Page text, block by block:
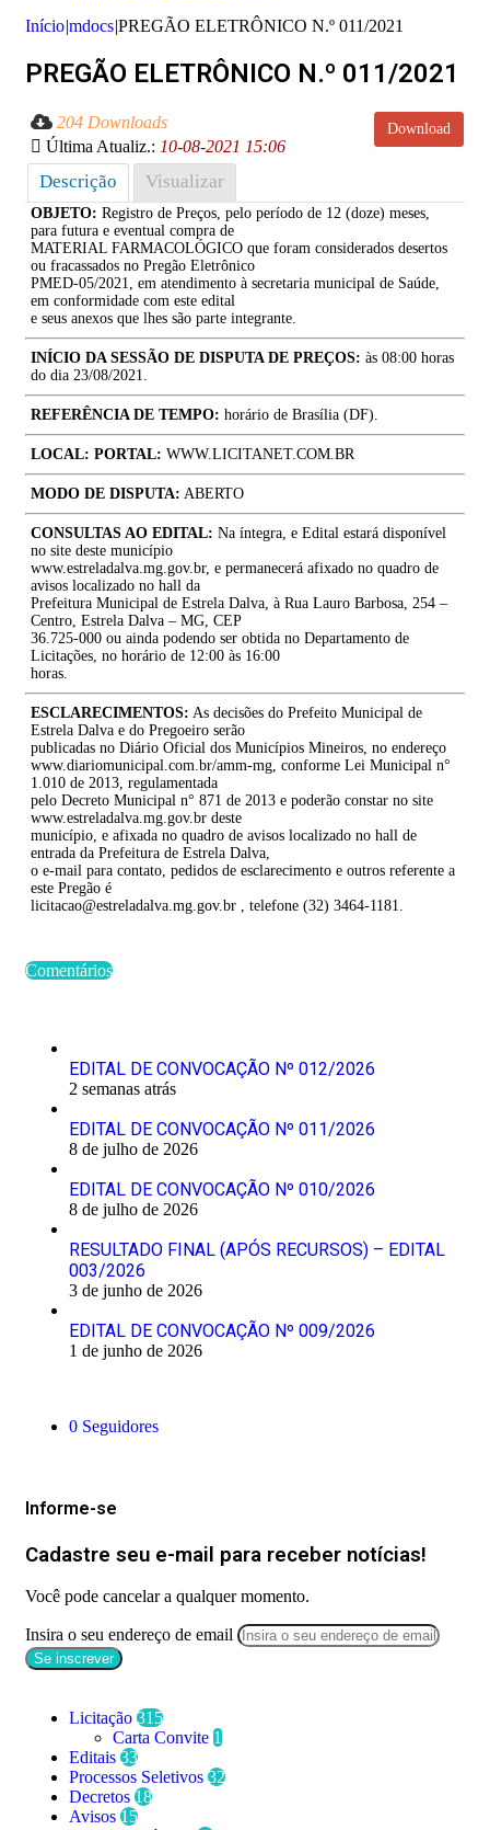
Início|mdocs|PREGÃO ELETRÔNICO N.º 011/2021
PREGÃO ELETRÔNICO N.º 011/2021
Download
204 Downloads
Última Atualiz.: 10-08-2021 15:06
Descrição Visualizar
OBJETO: Registro de Preços, pelo período de 12 (doze) meses,
para futura e eventual compra de
MATERIAL FARMACOLÓGICO que foram considerados desertos
ou fracassados no Pregão Eletrônico
PMED-05/2021, em atendimento à secretaria municipal de Saúde,
em conformidade com este edital
e seus anexos que lhes são parte integrante.
INÍCIO DA SESSÃO DE DISPUTA DE PREÇOS: às 08:00 horas
do dia 23/08/2021.
REFERÊNCIA DE TEMPO: horário de Brasília (DF).
LOCAL: PORTAL: WWW.LICITANET.COM.BR
MODO DE DISPUTA: ABERTO
CONSULTAS AO EDITAL: Na íntegra, e Edital estará disponível
no site deste município
www.estreladalva.mg.gov.br, e permanecerá afixado no quadro de
avisos localizado no hall da
Prefeitura Municipal de Estrela Dalva, à Rua Lauro Barbosa, 254 –
Centro, Estrela Dalva – MG, CEP
36.725-000 ou ainda podendo ser obtida no Departamento de
Licitações, no horário de 12:00 às 16:00
horas.
ESCLARECIMENTOS: As decisões do Prefeito Municipal de
Estrela Dalva e do Pregoeiro serão
publicadas no Diário Oficial dos Municípios Mineiros, no endereço
www.diariomunicipal.com.br/amm-mg, conforme Lei Municipal n°
1.010 de 2013, regulamentada
pelo Decreto Municipal n° 871 de 2013 e poderão constar no site
www.estreladalva.mg.gov.br deste
município, e afixada no quadro de avisos localizado no hall de
entrada da Prefeitura de Estrela Dalva,
o e-mail para contato, pedidos de esclarecimento e outros referente a
este Pregão é
licitacao@estreladalva.mg.gov.br , telefone (32) 3464-1181.
Comentários
EDITAL DE CONVOCAÇÃO Nº 012/2026
2 semanas atrás
EDITAL DE CONVOCAÇÃO Nº 011/2026
8 de julho de 2026
EDITAL DE CONVOCAÇÃO Nº 010/2026
8 de julho de 2026
RESULTADO FINAL (APÓS RECURSOS) – EDITAL
003/2026
3 de junho de 2026
EDITAL DE CONVOCAÇÃO Nº 009/2026
1 de junho de 2026
0 Seguidores
Informe-se
Cadastre seu e-mail para receber notícias!
Você pode cancelar a qualquer momento.
Insira o seu endereço de email
Licitação 315
Carta Convite 1
Editais 33
Processos Seletivos 32
Decretos 18
Avisos 15